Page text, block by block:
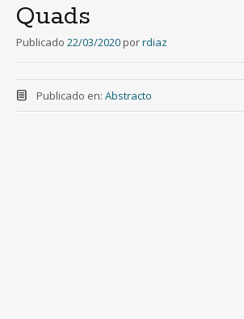
Quads
Publicado 22/03/2020 porrdiaz
Publicado en: Abstracto